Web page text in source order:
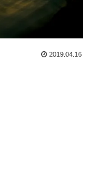
2019.04.16